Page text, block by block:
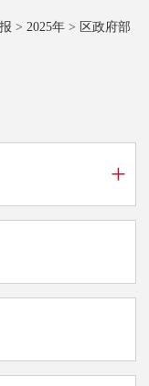
> 2025年 > 区政府部
+